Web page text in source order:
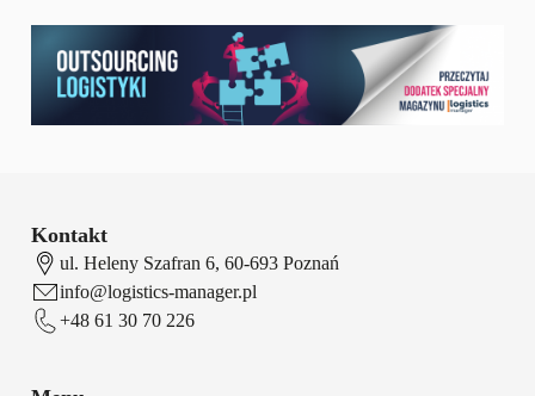
Kontakt
ul. Heleny Szafran 6, 60-693 Poznań
info@logistics-manager.pl
+48 61 30 70 226